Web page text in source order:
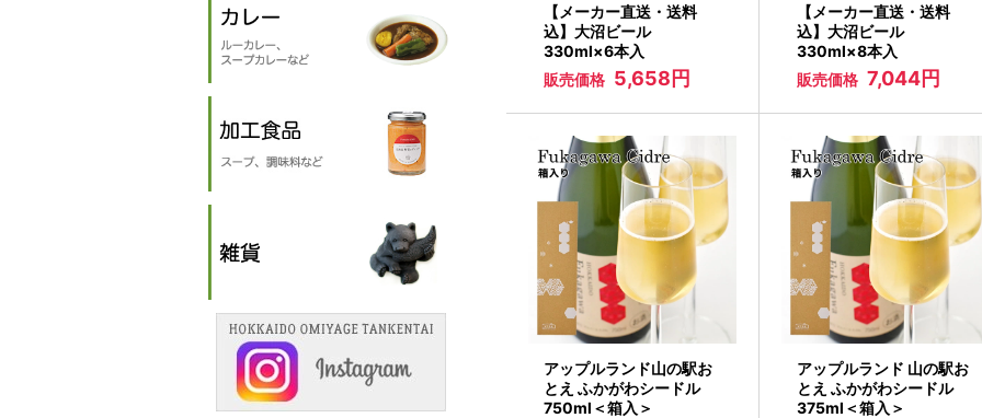
【メーカー直送・送料
込】大沼ビール
330ml×6本入
販売価格 5,658円
【メーカー直送・送料
込】大沼ビール
330ml×8本入
販売価格 7,044円
アップルランド山の駅お
とえ ふかがわシードル
750ml＜箱入＞
アップルランド 山の駅お
とえ ふかがわシードル
375ml＜箱入＞